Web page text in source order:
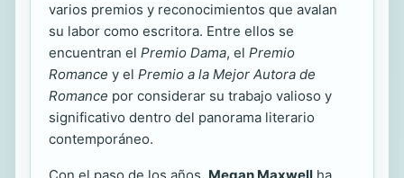
varios premios y reconocimientos que avalan
su labor como escritora. Entre ellos se
encuentran el Premio Dama, el Premio
Romance y el Premio a la Mejor Autora de
Romance por considerar su trabajo valioso y
significativo dentro del panorama literario
contemporáneo.